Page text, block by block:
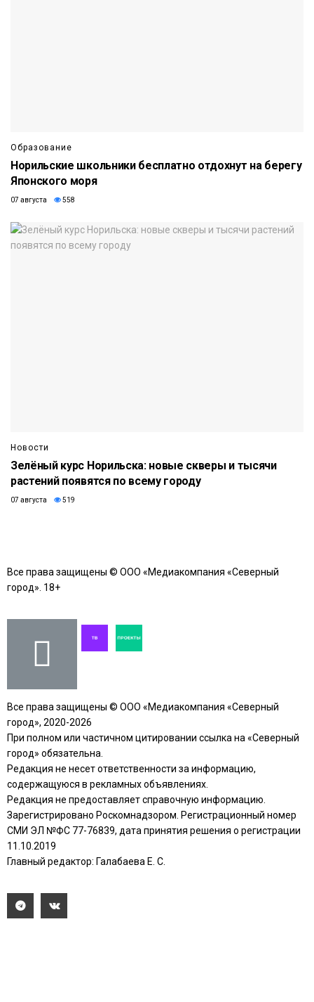
Образование
Норильские школьники бесплатно отдохнут на берегу
Японского моря
07 августа 558
Новости
Зелёный курс Норильска: новые скверы и тысячи
растений появятся по всему городу
07 августа 519
Все права защищены © ООО «Медиакомпания «Северный
город». 18+
Все права защищены © ООО «Медиакомпания «Северный
город», 2020-2026
При полном или частичном цитировании ссылка на «Северный
город» обязательна.
Редакция не несет ответственности за информацию,
содержащуюся в рекламных объявлениях.
Редакция не предоставляет справочную информацию.
Зарегистрировано Роскомнадзором. Регистрационный номер
СМИ ЭЛ №ФС 77-76839, дата принятия решения о регистрации
11.10.2019
Главный редактор: Галабаева Е. С.